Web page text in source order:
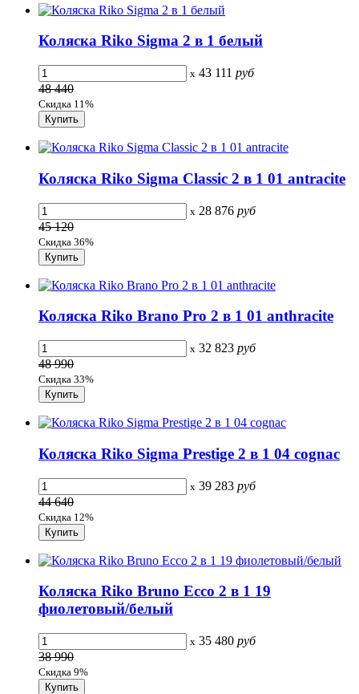
Коляска Riko Sigma 2 в 1 белый
x 43 111 руб
48 440
Скидка 11%
Коляска Riko Sigma Classic 2 в 1 01 antracite
x 28 876 руб
45 120
Скидка 36%
Коляска Riko Brano Pro 2 в 1 01 anthracite
x 32 823 руб
48 990
Скидка 33%
Коляска Riko Sigma Prestige 2 в 1 04 cognac
x 39 283 руб
44 640
Скидка 12%
Коляска Riko Bruno Ecco 2 в 1 19
фиолетовый/белый
x 35 480 руб
38 990
Скидка 9%